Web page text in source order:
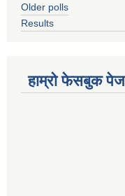
Older polls
Results
हाम्रो फेसबुक पेज